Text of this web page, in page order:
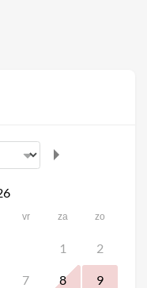
vr za zo
1 2
7 8 9